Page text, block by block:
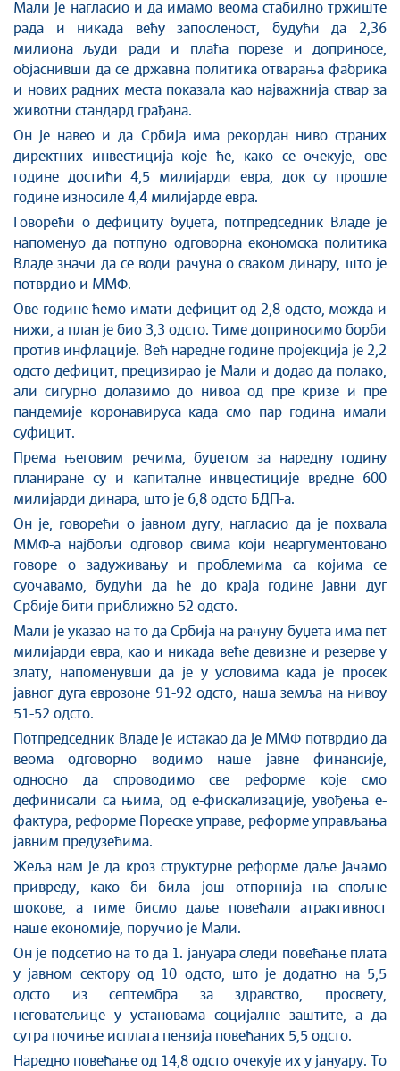
Мали је нагласио и да имамо веома стабилно тржиште
рада и никада већу запосленост, будући да 2,36
милиона људи ради и плаћа порезе и доприносе,
објаснивши да се државна политика отварања фабрика
и нових радних места показала као најважнија ствар за
животни стандард грађана.
Он је навео и да Србија има рекордан ниво страних
директних инвестиција које ће, како се очекује, ове
године достићи 4,5 милијарди евра, док су прошле
године износиле 4,4 милијарде евра.
Говорећи о дефициту буџета, потпредседник Владе је
напоменуо да потпуно одговорна економска политика
Владе значи да се води рачуна о сваком динару, што је
потврдио и ММФ.
Ове године ћемо имати дефицит од 2,8 одсто, можда и
нижи, а план је био 3,3 одсто. Тиме доприносимо борби
против инфлације. Већ наредне године пројекција је 2,2
одсто дефицит, прецизирао је Мали и додао да полако,
али сигурно долазимо до нивоа од пре кризе и пре
пандемије коронавируса када смо пар година имали
суфицит.
Према његовим речима, буџетом за наредну годину
планиране су и капиталне инвцестиције вредне 600
милијарди динара, што је 6,8 одсто БДП-а.
Он је, говорећи о јавном дугу, нагласио да је похвала
ММФ-а најбољи одговор свима који неаргументовано
говоре о задуживању и проблемима са којима се
суочавамо, будући да ће до краја године јавни дуг
Србије бити приближно 52 одсто.
Мали је указао на то да Србија на рачуну буџета има пет
милијарди евра, као и никада веће девизне и резерве у
злату, напоменувши да је у условима када је просек
јавног дуга еврозоне 91-92 одсто, наша земља на нивоу
51-52 одсто.
Потпредседник Владе је истакао да је ММФ потврдио да
веома одговорно водимо наше јавне финансије,
односно да спроводимо све реформе које смо
дефинисали са њима, од е-фискализације, увођења е-
фактура, реформе Пореске управе, реформе управљања
јавним предузећима.
Жеља нам је да кроз структурне реформе даље јачамо
привреду, како би била још отпорнија на спољне
шокове, а тиме бисмо даље повећали атрактивност
наше економије, поручио је Мали.
Он је подсетио на то да 1. јануара следи повећање плата
у јавном сектору од 10 одсто, што је додатно на 5,5
одсто из септембра за здравство, просвету,
неговатељице у установама социјалне заштите, а да
сутра почиње исплата пензија повећаних 5,5 одсто.
Наредно повећање од 14,8 одсто очекује их у јануару. То